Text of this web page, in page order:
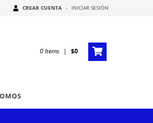
CREAR CUENTA - INICIAR SESIÓN
0Items | $0